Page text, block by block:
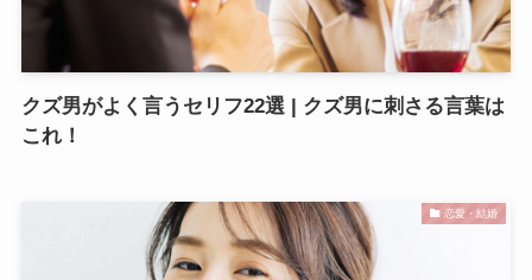
​​クズ男がよく言うセリフ22選 | クズ男に刺さる言葉は
これ！
恋愛・結婚